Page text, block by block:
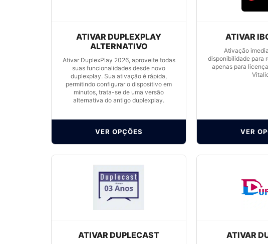
ATIVAR DUPLEXPLAY
ALTERNATIVO
Ativar DuplexPlay 2026, aproveite todas
suas funcionalidades desde novo
duplexplay. Sua ativação é rápida,
permitindo configurar o dispositivo em
minutos, trata-se de uma versão
alternativa do antigo duplexplay.
VER OPÇÕES
ATIVAR
Ativação
disponibilidade para
apenas para
VER
ATIVAR DUPLECAST ATIVAR